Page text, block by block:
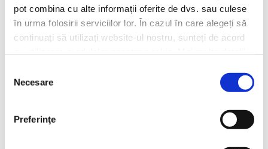
pot combina cu alte informații oferite de dvs. sau culese
în urma folosirii serviciilor lor. În cazul în care alegeți să
continuați să utilizați website-ul nostru, sunteți de acord
consimțământului
Necesare
Preferinţe
La BeanZ celebram diversitatea prin
cafele cu gusturi distincte in momente